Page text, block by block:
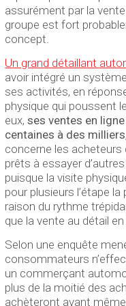
assurément par la
groupe est fort
concept.
Un grand détaillant
avoir intégré un
ses activités, en
physique qui poussent
eux,ses ventes en
centaines à des
concerne les acheteurs
prêts à essayer
puisque la visite
pour plusieurs l’étape
raison du rythme
que la vente au détail
Selon une enquête
consommateurs
un commerçant
plus de la moitié des
achèteront avant